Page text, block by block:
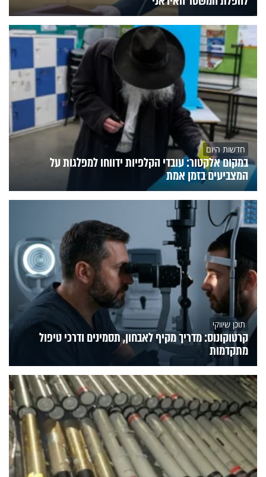
חדשות היום
במקום אלקטור: עובדי הקלפיות ידווחו למפלגות על
המצביעים בזמן אמת
תוכן שיווקי
קרטוקונוס: מדריך מקיף לאבחון, תסמינים ודרכי טיפול
מתקדמות